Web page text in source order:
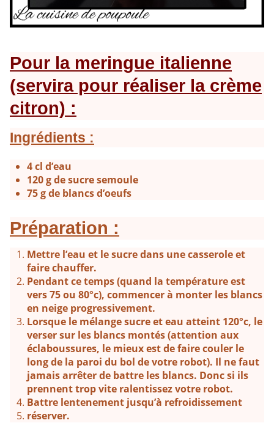
Pour la meringue italienne
(servira pour réaliser la crème
citron) :
Ingrédients :
4 cl d’eau
120 g de sucre semoule
75 g de blancs d’oeufs
Préparation :
Mettre l’eau et le sucre dans une casserole et
faire chauffer.
Pendant ce temps (quand la température est
vers 75 ou 80°c), commencer à monter les blancs
en neige progressivement.
Lorsque le mélange sucre et eau atteint 120°c, le
verser sur les blancs montés (attention aux
éclaboussures, le mieux est de faire couler le
long de la paroi du bol de votre robot). Il ne faut
jamais arrêter de battre les blancs. Donc si ils
prennent trop vite ralentissez votre robot.
Battre lentenement jusqu’à refroidissement
réserver.